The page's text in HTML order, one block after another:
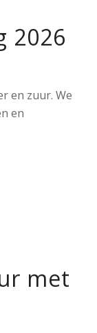
2026
en zuur. We
en
met